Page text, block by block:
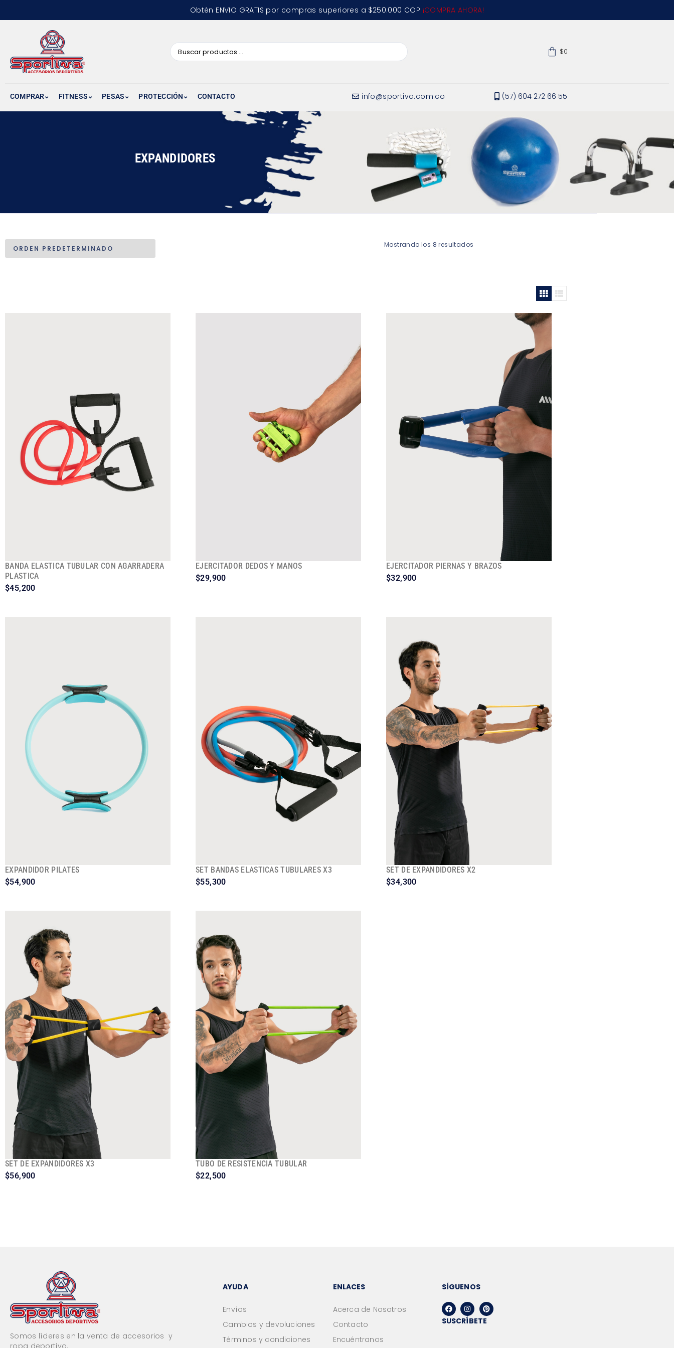
Obtén ENVIO GRATIS por compras superiores a $250.000 COP ¡COMPRA AHORA!
$0
COMPRAR FITNESS PESAS PROTECCIÓN CONTACTO info@sportiva.com.co (57) 604 272 66 55
EXPANDIDORES
Mostrando los 8 resultados
BANDA ELASTICA TUBULAR CON AGARRADERA
PLASTICA
$45,200
EJERCITADOR DEDOS Y MANOS
$29,900
EJERCITADOR PIERNAS Y BRAZOS
$32,900
EXPANDIDOR PILATES
$54,900
SET BANDAS ELASTICAS TUBULARES X3
$55,300
SET DE EXPANDIDORES X2
$34,300
SET DE EXPANDIDORES X3
$56,900
TUBO DE RESISTENCIA TUBULAR
$22,500
Somos líderes en la venta de accesorios y
ropa deportiva.
AYUDA
Envíos
Cambios y devoluciones
Términos y condiciones
ENLACES
Acerca de Nosotros
Contacto
Encuéntranos
SÍGUENOS
SUSCRÍBETE